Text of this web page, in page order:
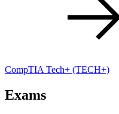
CompTIA Tech+ (TECH+)
Exams